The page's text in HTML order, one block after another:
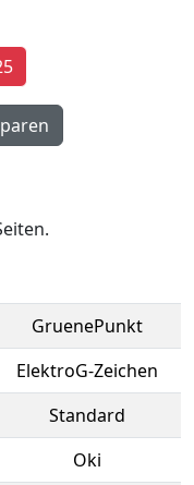
GruenePunkt
ElektroG-Zeichen
Standard
Oki